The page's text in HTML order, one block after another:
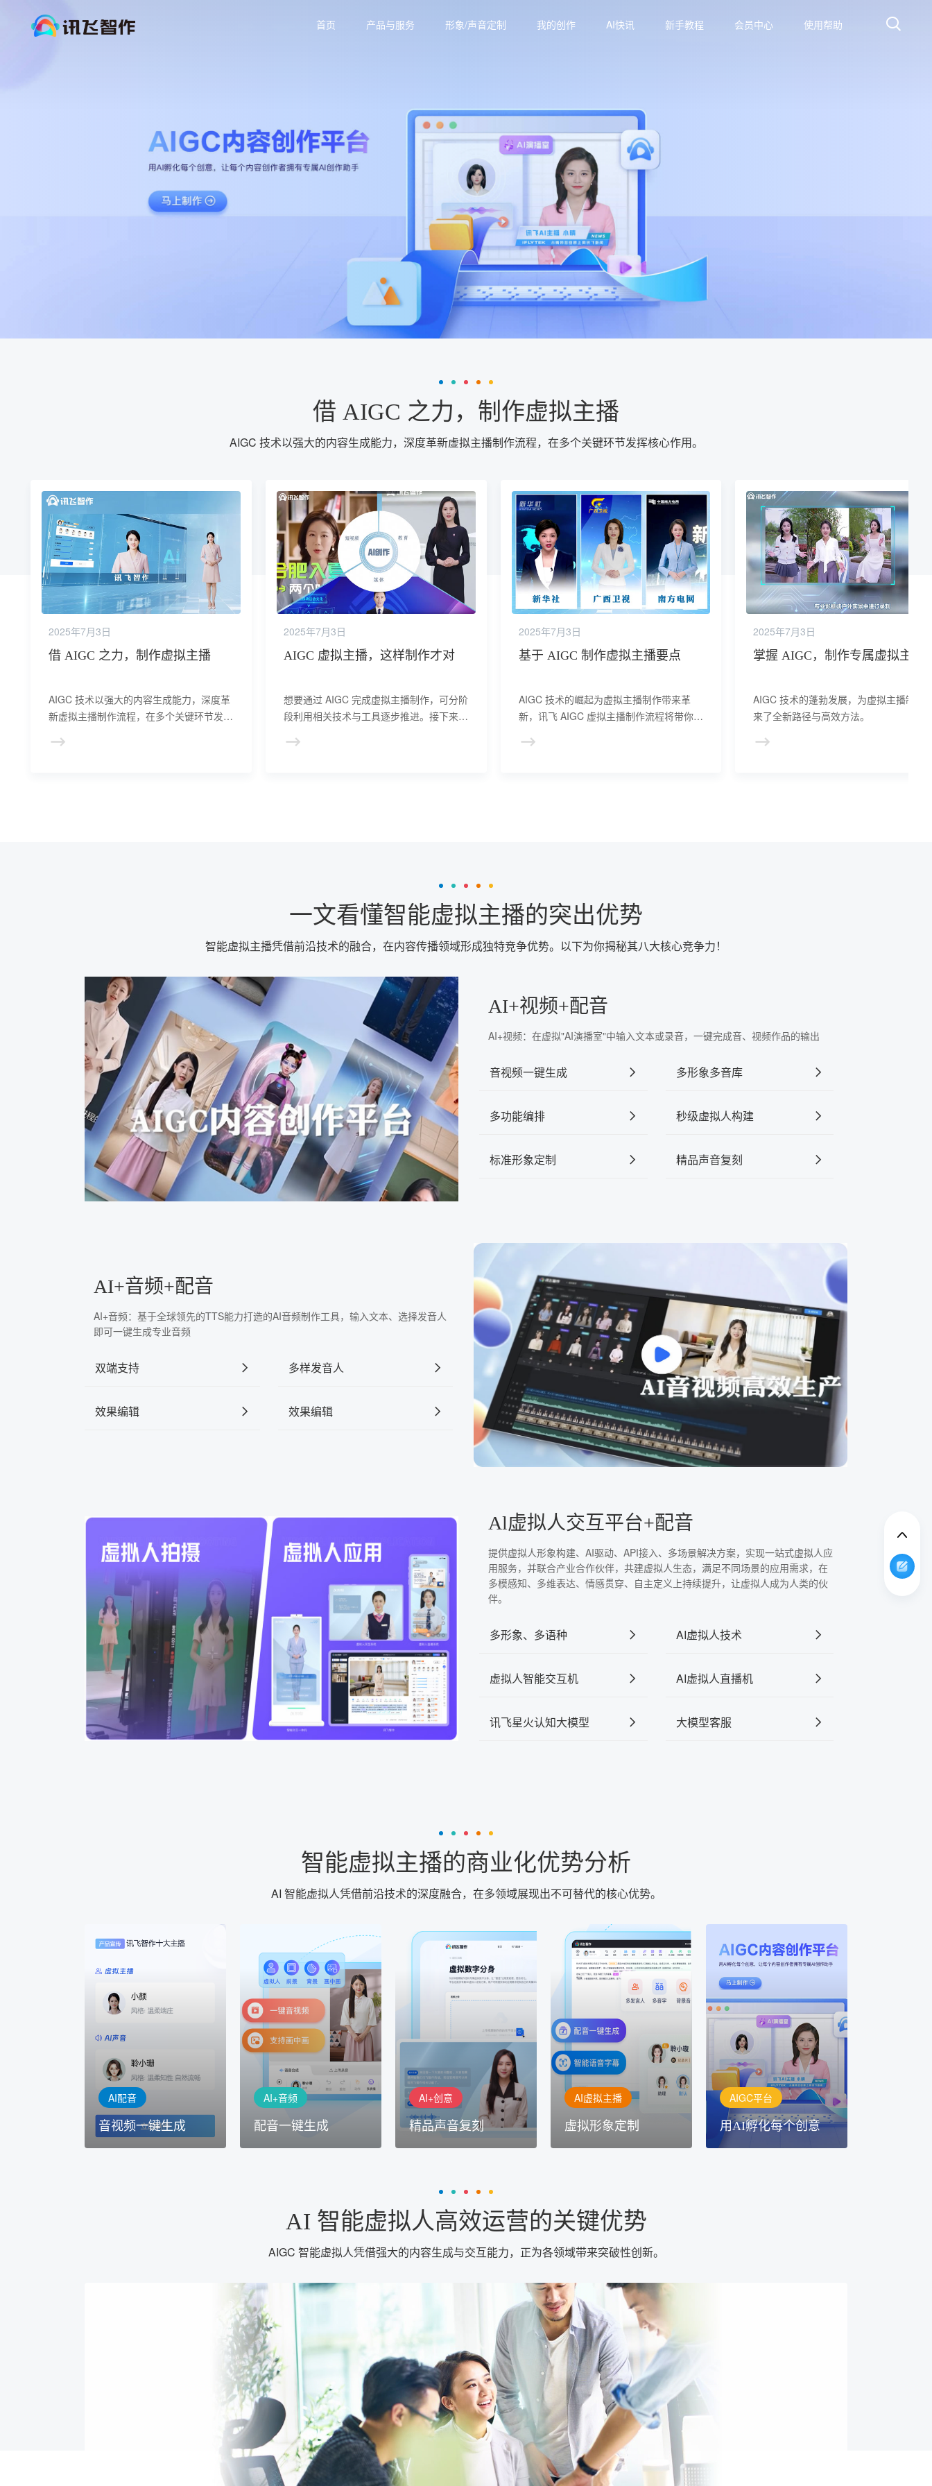
首页 产品与服务 形象/声音定制 我的创作 AI快讯 新手教程 会员中心 使用帮助
借 AIGC 之力，制作虚拟主播
AIGC 技术以强大的内容生成能力，深度革新虚拟主播制作流程，在多个关键环节发挥核心作用。
2025年7月3日
借 AIGC 之力，制作虚拟主播
AIGC 技术以强大的内容生成能力，深度革
新虚拟主播制作流程，在多个关键环节发挥
2025年7月3日
AIGC 虚拟主播，这样制作才对
想要通过 AIGC 完成虚拟主播制作，可分阶
段利用相关技术与工具逐步推进。接下来由
2025年7月3日
基于 AIGC 制作虚拟主播要点
AIGC 技术的崛起为虚拟主播制作带来革
新，讯飞 AIGC 虚拟主播制作流程将带你深
2025年7月3日
掌握 AIGC，制作专属虚拟主播
AIGC 技术的蓬勃发展，为虚拟主播制作
来了全新路径与高效方法。
一文看懂智能虚拟主播的突出优势
智能虚拟主播凭借前沿技术的融合，在内容传播领域形成独特竞争优势。以下为你揭秘其八大核心竞争力！
AI+视频+配音
AI+视频：在虚拟"AI演播室"中输入文本或录音，一键完成音、视频作品的输出
音视频一键生成 多形象多音库
多功能编排 秒级虚拟人构建
标准形象定制 精品声音复刻
AI+音频+配音
AI+音频：基于全球领先的TTS能力打造的AI音频制作工具，输入文本、选择发音人
即可一键生成专业音频
双端支持 多样发音人
效果编辑 效果编辑
Al虚拟人交互平台+配音
提供虚拟人形象构建、AI驱动、API接入、多场景解决方案，实现一站式虚拟人应
用服务，并联合产业合作伙伴，共建虚拟人生态，满足不同场景的应用需求，在
多模感知、多维表达、情感贯穿、自主定义上持续提升，让虚拟人成为人类的伙
伴。
多形象、多语种 AI虚拟人技术
虚拟人智能交互机 AI虚拟人直播机
讯飞星火认知大模型 大模型客服
智能虚拟主播的商业化优势分析
AI 智能虚拟人凭借前沿技术的深度融合，在多领域展现出不可替代的核心优势。
AI配音
音视频一键生成
音视频一键生成
AI+视频：在虚拟"AI演播
键完成音、视频作品的输出
AI+音频
配音一键生成
AI+音频
配音一键生成
AI+音频：基于全球领先的
TTS能力打造的AI音频制作
工具，输入文本、选择发音
人即可一键生成专业音频
AI+创意
精品声音复刻
AI+创意
精品声音复刻
AI+创意：AIGC 能力集中展
示窗口，体验 AIGC 给生活
AI虚拟主播
虚拟形象定制
虚拟形象定制
讯飞智作：让每一个内容创
作者高效生产灵活定制
AIGC平台
用AI孵化每个创意
AIGC平台
用AI孵化每个创意
讯飞AIGC平台：让每个创
作者都拥有自己的专注AI创
作助手
AI 智能虚拟人高效运营的关键优势
AIGC 智能虚拟人凭借强大的内容生成与交互能力，正为各领域带来突破性创新。